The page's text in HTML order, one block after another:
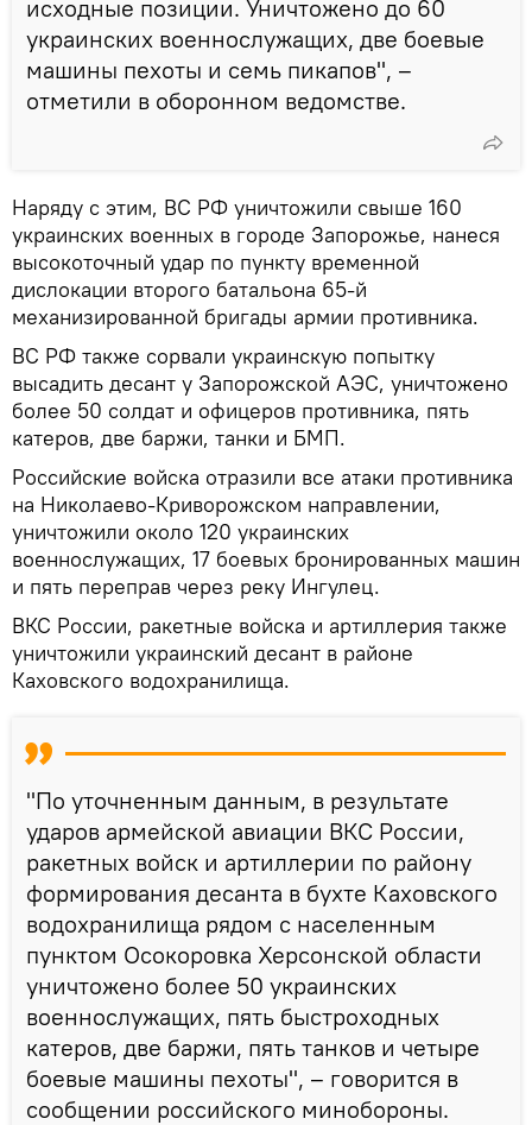
исходные позиции. Уничтожено до 60
украинских военнослужащих, две боевые
машины пехоты и семь пикапов", –
отметили в оборонном ведомстве.
Наряду с этим, ВС РФ уничтожили свыше 160
украинских военных в городе Запорожье, нанеся
высокоточный удар по пункту временной
дислокации второго батальона 65-й
механизированной бригады армии противника.
ВС РФ также сорвали украинскую попытку
высадить десант у Запорожской АЭС, уничтожено
более 50 солдат и офицеров противника, пять
катеров, две баржи, танки и БМП.
Российские войска отразили все атаки противника
на Николаево-Криворожском направлении,
уничтожили около 120 украинских
военнослужащих, 17 боевых бронированных машин
и пять переправ через реку Ингулец.
ВКС России, ракетные войска и артиллерия также
уничтожили украинский десант в районе
Каховского водохранилища.
"По уточненным данным, в результате
ударов армейской авиации ВКС России,
ракетных войск и артиллерии по району
формирования десанта в бухте Каховского
водохранилища рядом с населенным
пунктом Осокоровка Херсонской области
уничтожено более 50 украинских
военнослужащих, пять быстроходных
катеров, две баржи, пять танков и четыре
боевые машины пехоты", – говорится в
сообщении российского минобороны.